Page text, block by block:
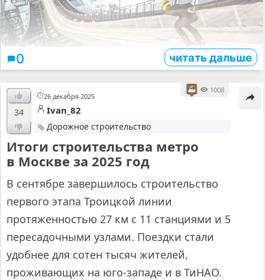
0 читать дальше
26 декабря 2025
1008
34 Ivan_82
Дорожное строительство
Итоги строительства метро
в Москве за 2025 год
В сентябре завершилось строительство
первого этапа Троицкой линии
протяженностью 27 км с 11 станциями и 5
пересадочными узлами. Поездки стали
удобнее для сотен тысяч жителей,
проживающих на юго-западе и в ТиНАО.